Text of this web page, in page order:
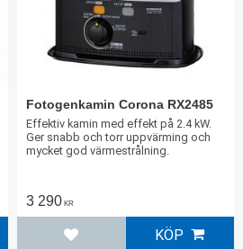
Fotogenkamin Corona RX2485
Effektiv kamin med effekt på 2.4 kW.
Ger snabb och torr uppvärming och
mycket god värmestrålning.
3 290 KR
Lägg till i favoriter
KÖP